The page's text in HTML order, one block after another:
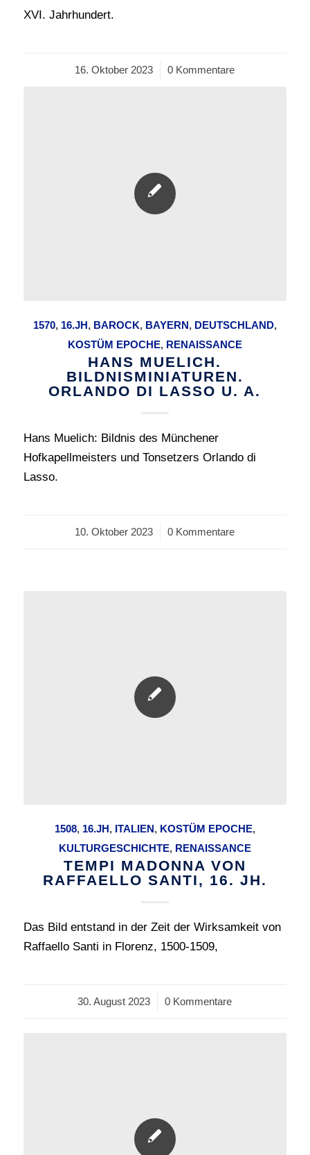
XVI. Jahrhundert.
16. Oktober 2023
/ 0 Kommentare
1570, 16.JH, BAROCK, BAYERN, DEUTSCHLAND,
KOSTÜM EPOCHE, RENAISSANCE
HANS MUELICH.
BILDNISMINIATUREN.
ORLANDO DI LASSO U. A.
Hans Muelich: Bildnis des Münchener
Hofkapellmeisters und Tonsetzers Orlando di
Lasso.
10. Oktober 2023
/ 0 Kommentare
1508, 16.JH, ITALIEN, KOSTÜM EPOCHE,
KULTURGESCHICHTE, RENAISSANCE
TEMPI MADONNA VON
RAFFAELLO SANTI, 16. JH.
Das Bild entstand in der Zeit der Wirksamkeit von
Raffaello Santi in Florenz, 1500-1509,
30. August 2023
/ 0 Kommentare